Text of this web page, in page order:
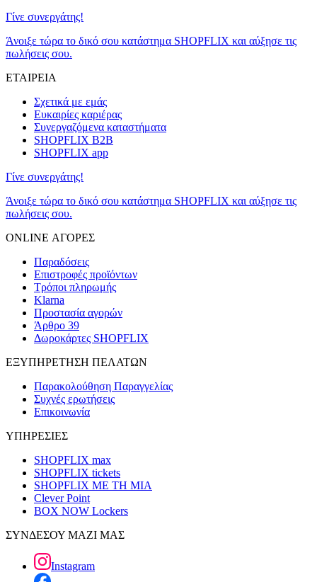
Γίνε συνεργάτης!
Άνοιξε τώρα το δικό σου κατάστημα SHOPFLIX και αύξησε τις
πωλήσεις σου.
ΕΤΑΙΡΕΙΑ
Σχετικά με εμάς
Ευκαιρίες καριέρας
Συνεργαζόμενα καταστήματα
SHOPFLIX B2B
SHOPFLIX app
Γίνε συνεργάτης!
Άνοιξε τώρα το δικό σου κατάστημα SHOPFLIX και αύξησε τις
πωλήσεις σου.
ONLINE ΑΓΟΡΕΣ
Παραδόσεις
Επιστροφές προϊόντων
Τρόποι πληρωμής
Klarna
Προστασία αγορών
Άρθρο 39
Δωροκάρτες SHOPFLIX
ΕΞΥΠΗΡΕΤΗΣΗ ΠΕΛΑΤΩΝ
Παρακολούθηση Παραγγελίας
Συχνές ερωτήσεις
Επικοινωνία
ΥΠΗΡΕΣΙΕΣ
SHOPFLIX max
SHOPFLIX tickets
SHOPFLIX ΜΕ ΤΗ ΜΙΑ
Clever Point
BOX NOW Lockers
ΣΥΝΔΕΣΟΥ ΜΑΖΙ ΜΑΣ
Instagram